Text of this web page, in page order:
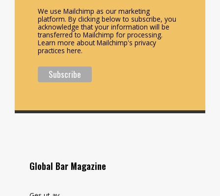
We use Mailchimp as our marketing
platform. By clicking below to subscribe, you
acknowledge that your information will be
transferred to Mailchimp for processing.
Learn more about Mailchimp's privacy
practices here.
Global Bar Magazine